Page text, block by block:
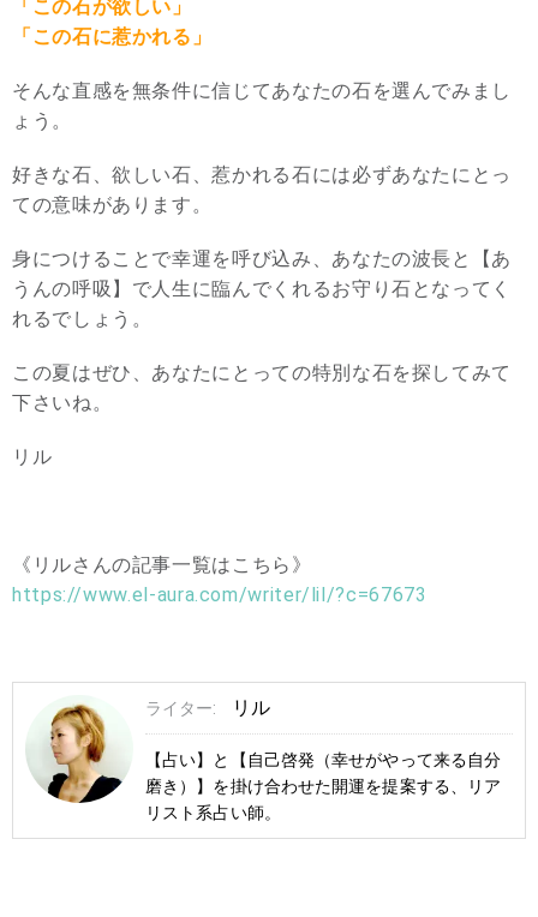
「この石が欲しい」
「この石に惹かれる」
そんな直感を無条件に信じてあなたの石を選んでみまし
ょう。
好きな石、欲しい石、惹かれる石には必ずあなたにとっ
ての意味があります。
身につけることで幸運を呼び込み、あなたの波長と【あ
うんの呼吸】で人生に臨んでくれるお守り石となってく
れるでしょう。
この夏はぜひ、あなたにとっての特別な石を探してみて
下さいね。
リル
《リルさんの記事一覧はこちら》
https://www.el-aura.com/writer/lil/?c=67673
ライター: リル
【占い】と【自己啓発（幸せがやって来る自分
磨き）】を掛け合わせた開運を提案する、リア
リスト系占い師。